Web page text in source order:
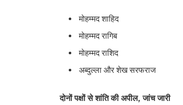
मोहम्मद शाहिद
मोहम्मद रागिब
मोहम्मद राशिद
अब्दुल्ला और शेख सरफराज
दोनों पक्षों से शांति की अपील, जांच जारी